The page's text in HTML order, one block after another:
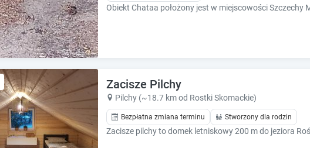
y
t
o
g
e
t
t
h
e
k
e
y
y
h
k
e
Zacisze Pilchy
Pilchy (~18.7 km od Rostki Skomackie)
Bezpłatna zmiana terminu Stworzony dla rodzin
Zacisze pilchy to domek letniskowy 200 m do jeziora